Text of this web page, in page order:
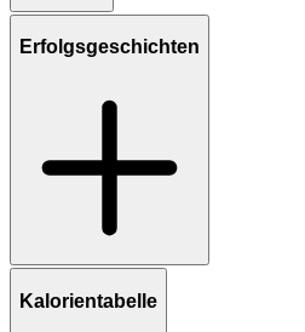
Erfolgsgeschichten
Kalorientabelle